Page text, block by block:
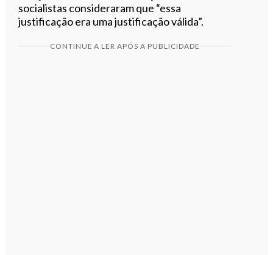
socialistas consideraram que “essa
justificação era uma justificação válida”.
CONTINUE A LER APÓS A PUBLICIDADE